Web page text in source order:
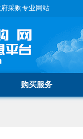
采购专业网站
购买服务